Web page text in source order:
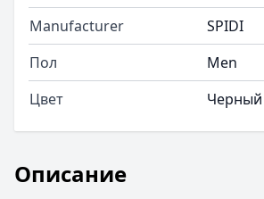
Описание
Manufacturer
SPIDI
Пол
Men
Цвет
Черный